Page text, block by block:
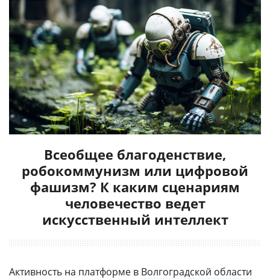
Всеобщее благоденствие,
робокоммунизм или цифровой
фашизм? К каким сценариям
человечество ведет
искусственный интеллект
Активность на платформе в Волгоградской области